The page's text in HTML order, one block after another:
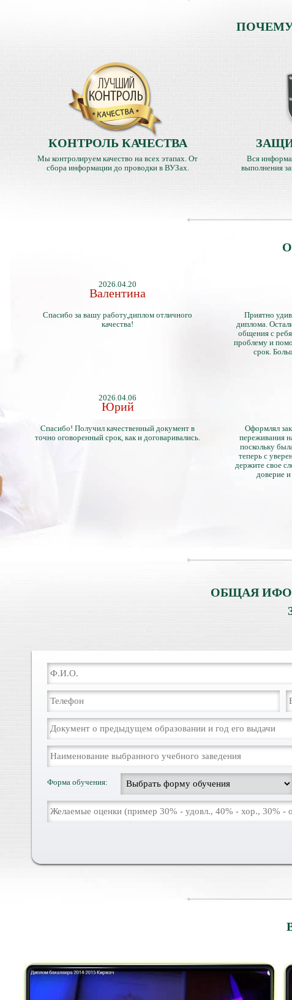
КОНТРОЛЬ КАЧЕСТВА
Мы контролируем качество на всех этапах. От
сбора информации до проводки в ВУЗах.
Вся
выполнения
2026.04.20
Валентина
Спасибо за вашу работу,диплом отличного
качества!
Приятно
диплома.
общения с
проблему и
срок.
2026.04.06
Юрий
Спасибо! Получил качественный документ в
точно оговоренный срок, как и договаривались.
Оформлял
переживания
поскольку
теперь с
держите свое
доверие
ОБЩАЯ
Форма обучения: